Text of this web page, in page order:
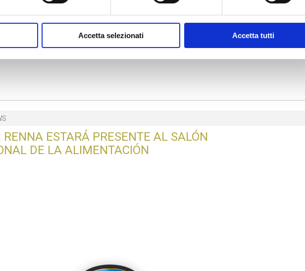
Accetta selezionati Accetta tutti
PARA RENNA AL “SUPERIOR TASTE
RENNA ESTARÁ PRESENTE AL SALÓN
DE LA ALIMENTACIÓN